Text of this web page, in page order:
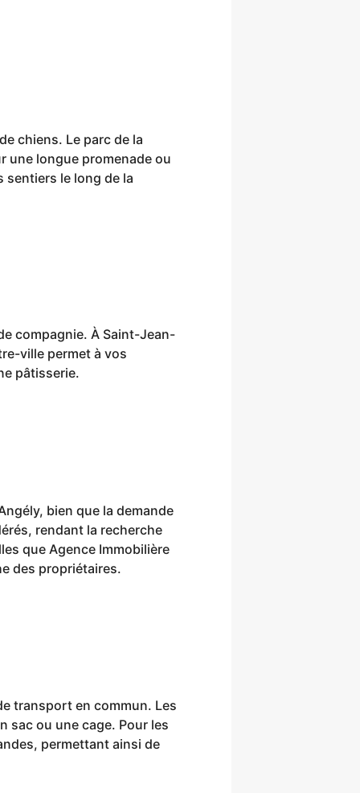
chiens. Le parc de la
une longue promenade ou
sentiers le long de la
compagnie. À Saint-Jean-
ville permet à vos
pâtisserie.
bien que la demande
rendant la recherche
que Agence Immobilière
des propriétaires.
transport en commun. Les
sac ou une cage. Pour les
permettant ainsi de